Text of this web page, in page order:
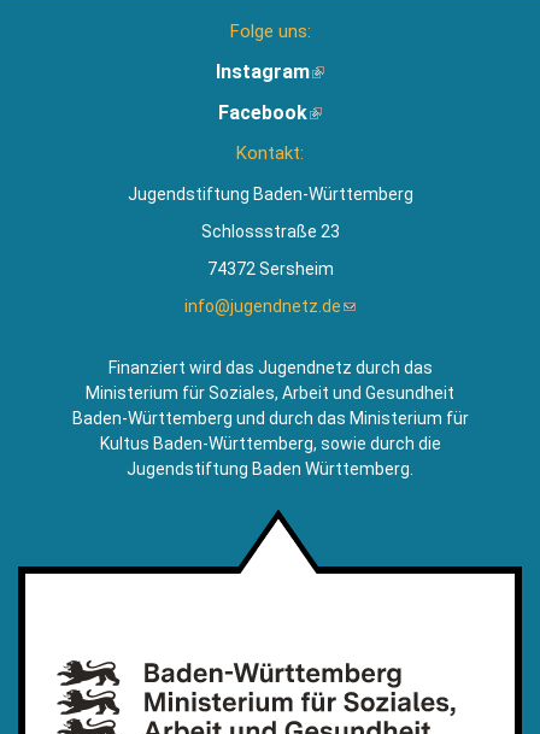
Folge uns:
Instagram(Link
extern)
Facebook(Link
Kontakt:
Jugendstiftung Baden-Württemberg
Schlossstraße 23
74372 Sersheim
info@jugendnetz.de(Link
Mail)
Finanziert wird das Jugendnetz durch das
Ministerium für Soziales, Arbeit und Gesundheit
Baden-Württemberg und durch das Ministerium für
Kultus Baden-Württemberg, sowie durch die
Jugendstiftung Baden Württemberg.